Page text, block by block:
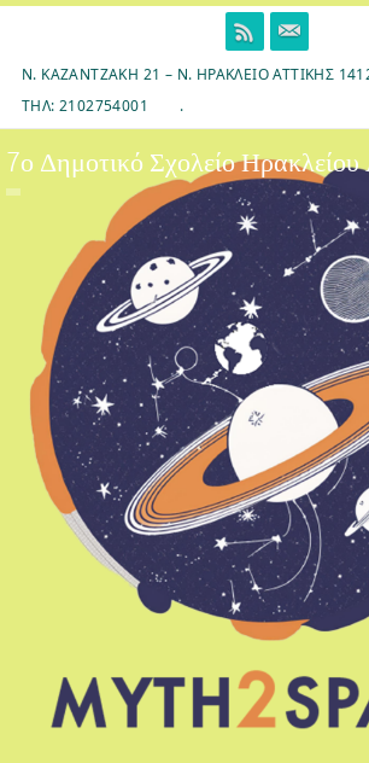
content
Ν. ΚΑΖΑΝΤΖΆΚΗ 21 – Ν. ΗΡΆΚΛΕΙΟ ΑΤΤΙΚΉΣ
ΤΗΛ: 2102754001
.
7ο Δημοτικό Σχολείο Ηρακλείου